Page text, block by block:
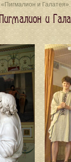
и Галатея».
и